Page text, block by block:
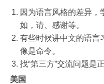
因为语言风格的差异，
如，请、感谢等。
有些时候讲中文的语言
像是命令。
找“第三方”交流问题是
美国